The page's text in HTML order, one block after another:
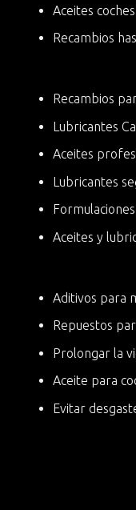
Aceites
Recambios
Recambios
Lubricantes
Aceites
Lubricantes
Aceites y
Aditivos para
Repuestos
Prolongar la
Aceite para
Evitar